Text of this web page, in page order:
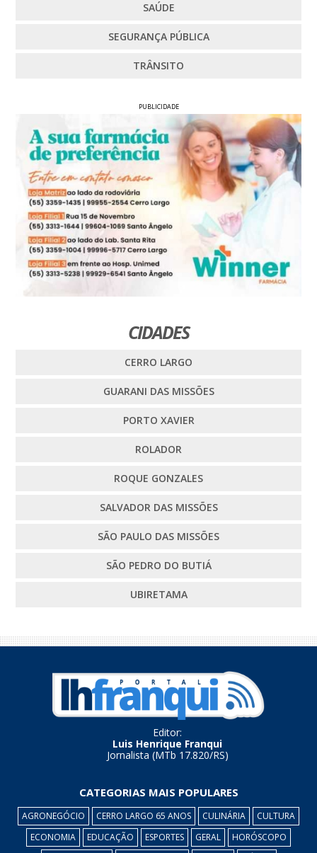
SAÚDE
SEGURANÇA PÚBLICA
TRÂNSITO
PUBLICIDADE
CIDADES
CERRO LARGO
GUARANI DAS MISSÕES
PORTO XAVIER
ROLADOR
ROQUE GONZALES
SALVADOR DAS MISSÕES
SÃO PAULO DAS MISSÕES
SÃO PEDRO DO BUTIÁ
UBIRETAMA
Editor:
Luis Henrique Franqui
Jornalista (MTb 17.820/RS)
CATEGORIAS MAIS POPULARES
AGRONEGÓCIO CERRO LARGO 65 ANOS CULINÁRIA
CULTURA
ECONOMIA
EDUCAÇÃO ESPORTES GERAL
HORÓSCOPO